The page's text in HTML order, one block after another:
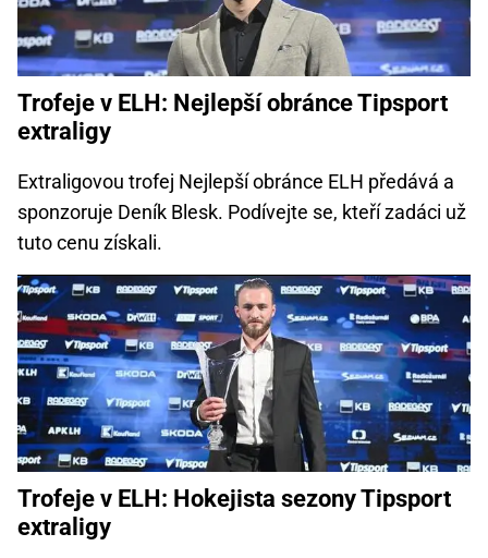
Trofeje v ELH: Nejlepší obránce Tipsport
extraligy
Extraligovou trofej Nejlepší obránce ELH předává a
sponzoruje Deník Blesk. Podívejte se, kteří zadáci už
tuto cenu získali.
Trofeje v ELH: Hokejista sezony Tipsport
extraligy